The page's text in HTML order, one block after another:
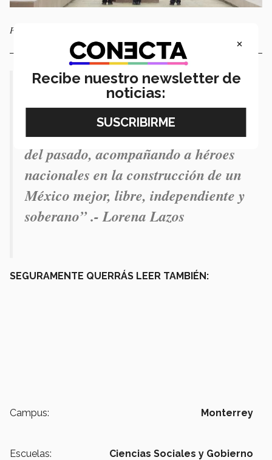
Personal de seguridad del campus entregan la bandera para ser izada.
“Nuestra bandera ha estado presente
en los momentos más emblemáticos
del pasado, acompañando a héroes
nacionales en la construcción de un
México mejor, libre, independiente y
soberano” .- Lorena Lazos
SEGURAMENTE QUERRÁS LEER TAMBIÉN:
Campus: Monterrey
Escuelas: Ciencias Sociales y Gobierno
×
Recibe nuestro newsletter de
noticias: